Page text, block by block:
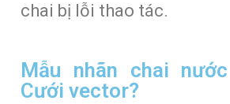
chai bị lỗi thao tác.
Mẫu nhãn chai
Cưới vector?